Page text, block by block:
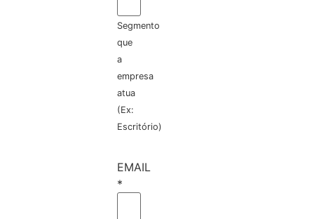
Segmento
que
a
empresa
atua
(Ex:
Escritório)
EMAIL
*